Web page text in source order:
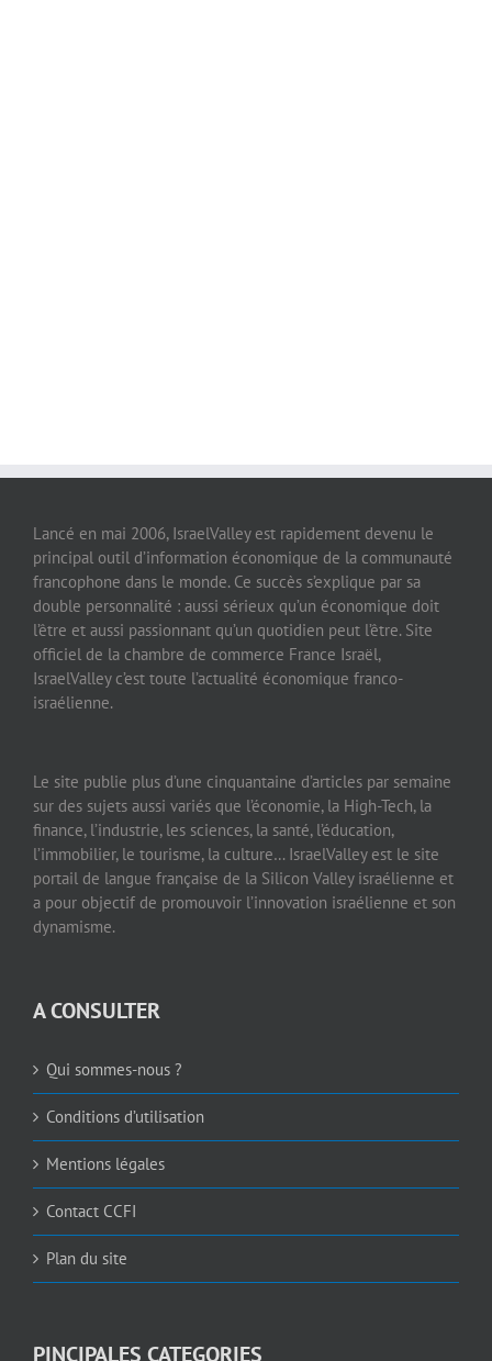
Lancé en mai 2006, IsraelValley est rapidement devenu le
principal outil d’information économique de la communauté
francophone dans le monde. Ce succès s’explique par sa
double personnalité : aussi sérieux qu’un économique doit
l’être et aussi passionnant qu’un quotidien peut l’être. Site
officiel de la chambre de commerce France Israël,
IsraelValley c’est toute l’actualité économique franco-
israélienne.
Le site publie plus d’une cinquantaine d’articles par semaine
sur des sujets aussi variés que l’économie, la High-Tech, la
finance, l’industrie, les sciences, la santé, l’éducation,
l’immobilier, le tourisme, la culture… IsraelValley est le site
portail de langue française de la Silicon Valley israélienne et
a pour objectif de promouvoir l’innovation israélienne et son
dynamisme.
A CONSULTER
Qui sommes-nous ?
Conditions d’utilisation
Mentions légales
Contact CCFI
Plan du site
PINCIPALES CATEGORIES